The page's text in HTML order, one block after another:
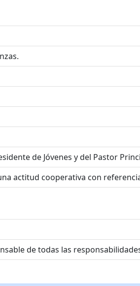
de Jóvenes y del Pastor
actitud cooperativa con
de todas las